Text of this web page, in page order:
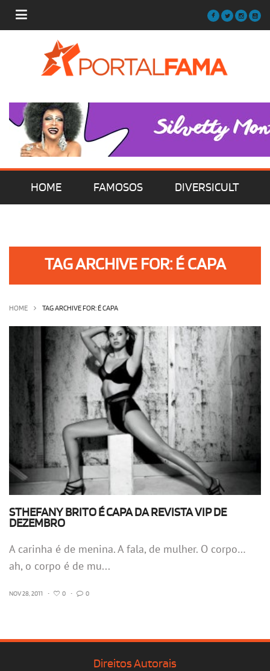
HOME FAMOSOS DIVERSICULT
OLHA ISSO! EU QUERO!
TAG ARCHIVE FOR: É CAPA
HOME TAG ARCHIVE FOR: É CAPA
STHEFANY BRITO É CAPA DA REVISTA VIP DE
DEZEMBRO
A carinha é de menina. A fala, de mulher. O corpo…
ah, o corpo é de mu...
NOV 28, 2011 • 0 • 0
Direitos Autorais